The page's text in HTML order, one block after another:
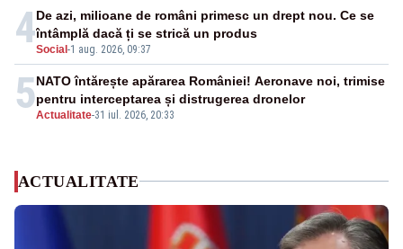
4Social-1 aug. 2026, 09:37
De azi, milioane de români primesc un drept nou. Ce se
întâmplă dacă ți se strică un produs
5Actualitate-31 iul. 2026, 20:33
NATO întărește apărarea României! Aeronave noi, trimise
pentru interceptarea și distrugerea dronelor
ACTUALITATE